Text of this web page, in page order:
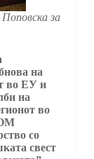
за
на
во ЕУ и
на
во
со
свест